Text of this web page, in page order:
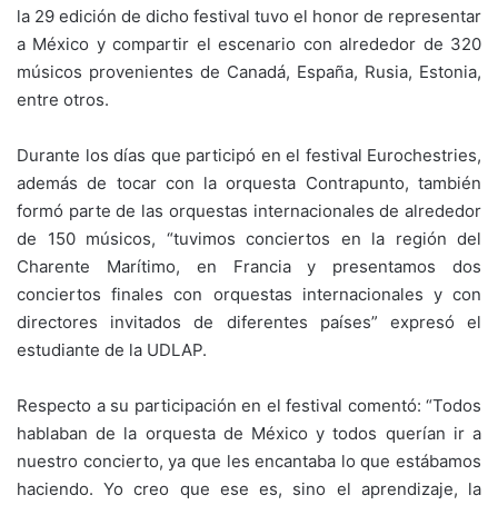
la 29 edición de dicho festival tuvo el honor de representar
a México y compartir el escenario con alrededor de 320
músicos provenientes de Canadá, España, Rusia, Estonia,
entre otros.
Durante los días que participó en el festival Eurochestries,
además de tocar con la orquesta Contrapunto, también
formó parte de las orquestas internacionales de alrededor
de 150 músicos, “tuvimos conciertos en la región del
Charente Marítimo, en Francia y presentamos dos
conciertos finales con orquestas internacionales y con
directores invitados de diferentes países” expresó el
estudiante de la UDLAP.
Respecto a su participación en el festival comentó: “Todos
hablaban de la orquesta de México y todos querían ir a
nuestro concierto, ya que les encantaba lo que estábamos
haciendo. Yo creo que ese es, sino el aprendizaje, la